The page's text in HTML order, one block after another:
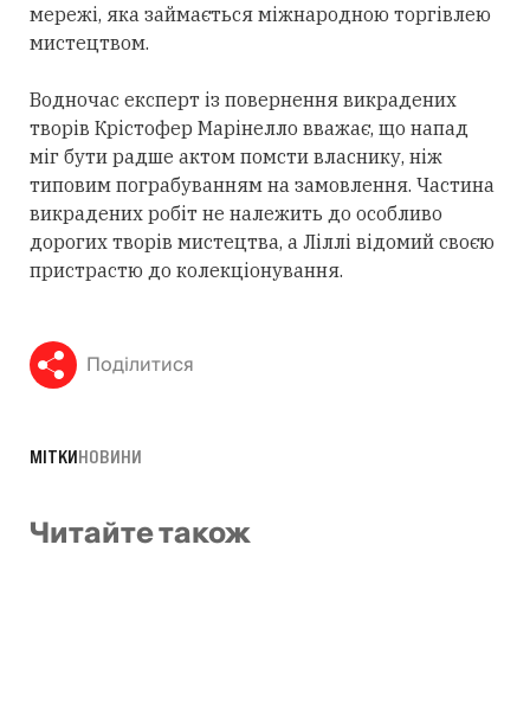
мережі, яка займається міжнародною торгівлею
мистецтвом.
Водночас експерт із повернення викрадених
творів Крістофер Марінелло вважає, що напад
міг бути радше актом помсти власнику, ніж
типовим пограбуванням на замовлення. Частина
викрадених робіт не належить до особливо
дорогих творів мистецтва, а Ліллі відомий своєю
пристрастю до колекціонування.
Поділитися
МІТКИНОВИНИ
Читайте також